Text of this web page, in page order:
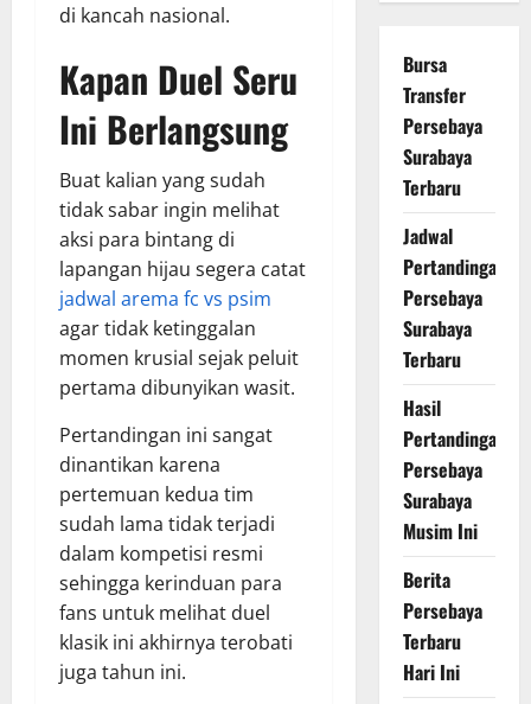
di kancah nasional.
Kapan Duel Seru
Ini Berlangsung
Buat kalian yang sudah
tidak sabar ingin melihat
aksi para bintang di
lapangan hijau segera catat
jadwal arema fc vs psim
agar tidak ketinggalan
momen krusial sejak peluit
pertama dibunyikan wasit.
Pertandingan ini sangat
dinantikan karena
pertemuan kedua tim
sudah lama tidak terjadi
dalam kompetisi resmi
sehingga kerinduan para
fans untuk melihat duel
klasik ini akhirnya terobati
juga tahun ini.
Bursa
Transfer
Persebaya
Surabaya
Terbaru
Jadwal
Pertandingan
Persebaya
Surabaya
Terbaru
Hasil
Pertandingan
Persebaya
Surabaya
Musim Ini
Berita
Persebaya
Terbaru
Hari Ini